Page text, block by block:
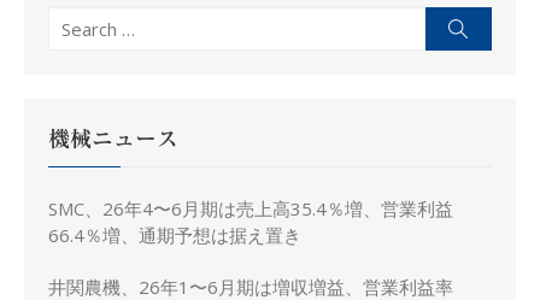
Search
機械ニュース
SMC、26年4〜6月期は売上高35.4％増、営業利益
66.4％増、通期予想は据え置き
井関農機、26年1〜6月期は増収増益、営業利益率